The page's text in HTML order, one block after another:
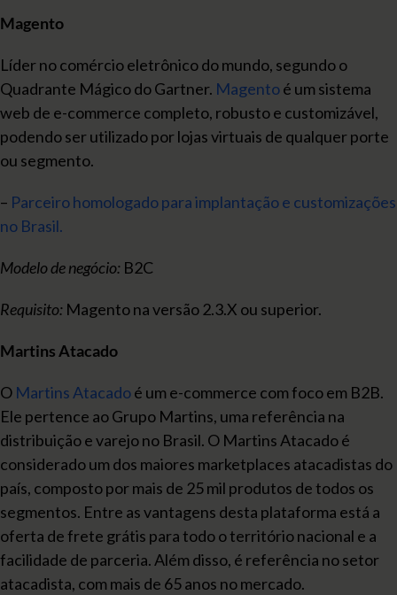
Magento
Líder no comércio eletrônico do mundo, segundo o
Quadrante Mágico do Gartner. Magentoé um sistema
web de e-commerce completo, robusto e customizável,
podendo ser utilizado por lojas virtuais de qualquer porte
ou segmento.
– Parceiro homologado para implantação e customizações
no Brasil.
Modelo de negócio: B2C
Requisito: Magento na versão 2.3.X ou superior.
Martins Atacado
O Martins Atacadoé um e-commerce com foco em B2B.
Ele pertence ao Grupo Martins, uma referência na
distribuição e varejo no Brasil. O Martins Atacado é
considerado um dos maiores marketplaces atacadistas do
país, composto por mais de 25 mil produtos de todos os
segmentos. Entre as vantagens desta plataforma está a
oferta de frete grátis para todo o território nacional e a
facilidade de parceria. Além disso, é referência no setor
atacadista, com mais de 65 anos no mercado.